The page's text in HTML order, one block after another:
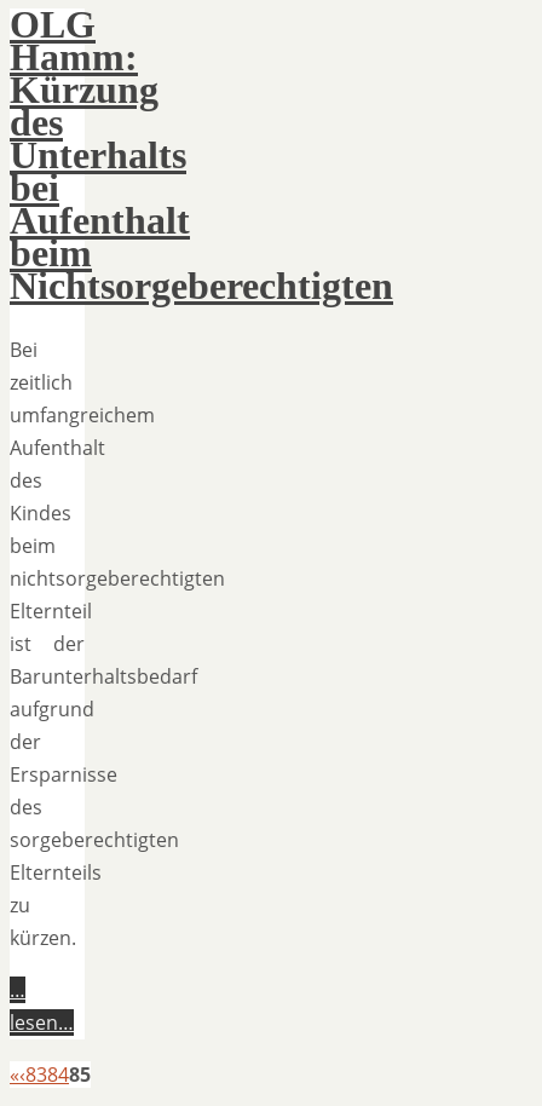
OLG
Hamm:
Kürzung
des
Unterhalts
bei
Aufenthalt
beim
Nichtsorgeberechtigten
Bei
zeitlich
umfangreichem
Aufenthalt
des
Kindes
beim
nichtsorgeberechtigten
Elternteil
ist der
Barunterhaltsbedarf
aufgrund
der
Ersparnisse
des
sorgeberechtigten
Elternteils
zu
kürzen.
…
lesen…
«‹838485